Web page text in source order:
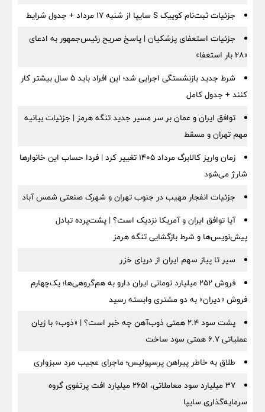
جزئیات ثبت‌نام کوییک S سایپا از شنبه ۱۷ مرداد + جدول شرایط
جزئیات استعفای پزشکیان | پاسخ صریح رئیس‌جمهور به ادعای
«۲۸ بار استعفا»
شرط جدید بازنشستگی اجرایی شد؛ این افراد باید ۵ سال بیشتر کار
کنند + جدول کامل
توافق ایران و عمان بر سر مسیر جدید تنگه هرمز | جزئیات بیانیه
مهم تهران و مسقط
زمان واریز کالابرگ مرداد ۱۴۰۵ تغییر کرد | فردا حساب این خانوارها
شارژ می‌شود
جزئیات انفجار مهیب در جنوب تهران و شهرک صنعتی شمس آباد
آیا توافق ایران و آمریکا نزدیک است؟ | پشت‌پرده تبادل
پیش‌نویس‌ها و شرط بازگشایی تنگه هرمز
سیر تا پیاز سهم ایران از دریای خزر
فروش ۲۵۲ میلیارد تومانی ایران دارو به هم‌گروهی‌ها؛ یک‌چهارم
فروش «دیران» به دو مشتری وابسته رسید
پشت سود ۲.۴ همتی ذوب‌آهن چه خبر است؟ | «ذوب» با زیان
عملیاتی ۶.۷ همتی سود ساخت
طلاق به خاطر پیراهن پرسپولیس؛ ماجرای عجیب مرد سبزواری
۳۷ میلیارد سود معاملاتی، ۲۶۵۱ میلیارد افت پرتفوی گروه
سرمایه‌گذاری سایپا